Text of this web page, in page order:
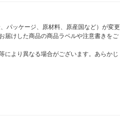
パッケージ、原材料、原産国など）が変更
届けした商品の商品ラベルや注意書きをご
により異なる場合がございます。あらかじ